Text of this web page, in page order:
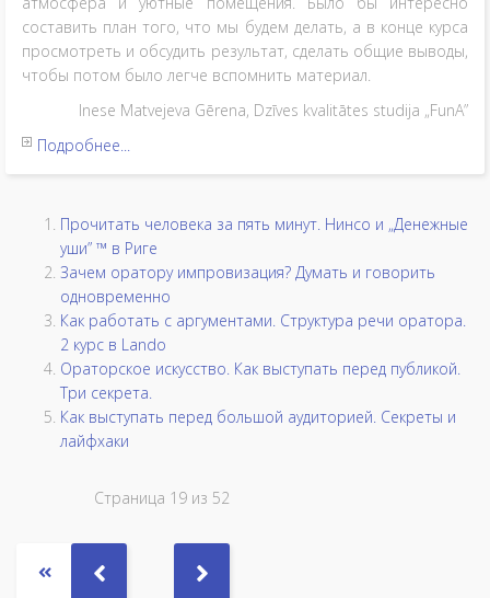
составить план того, что мы будем делать, а в конце курса
просмотреть и обсудить результат, сделать общие выводы,
чтобы потом было легче вспомнить материал.
Inese Matvejeva Gērena, Dzīves kvalitātes studija „FunA”
Подробнее...
Прочитать человека за пять минут. Нинсо и „Денежные
уши” ™ в Риге
Зачем оратору импровизация? Думать и говорить
одновременно
Как работать с аргументами. Структура речи оратора.
2 курс в Lando
Ораторское искусство. Как выступать перед публикой.
Три секрета.
Как выступать перед большой аудиторией. Секреты и
лайфхаки
Страница 19 из 52